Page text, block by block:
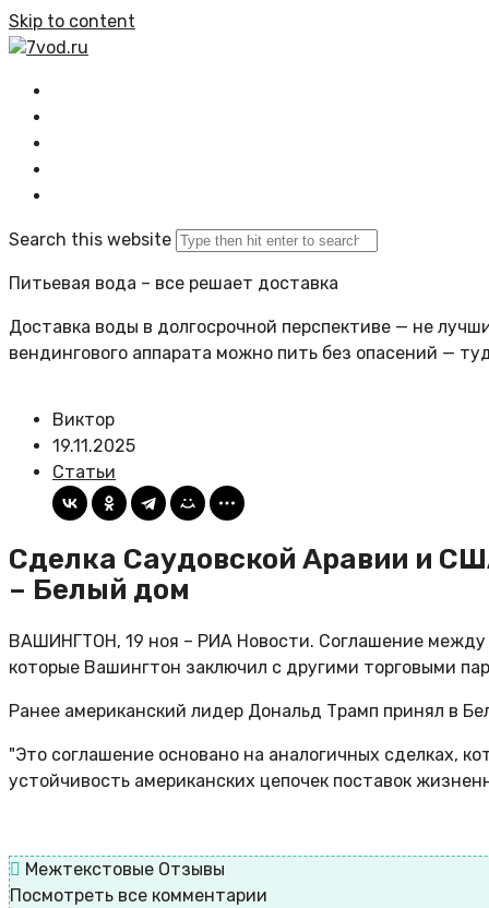
Skip to content
7vod.ru
Search this website
Питьевая вода – все решает доставка
Доставка воды в долгосрочной перспективе — не
вендингового аппарата можно пить без опасений —
Виктор
19.11.2025
Статьи
Сделка Саудовской Аравии и
– Белый дом
ВАШИНГТОН, 19 ноя – РИА Новости. Соглашение
которые Вашингтон заключил с другими торговыми
Ранее американский лидер Дональд Трамп принял в
"Это соглашение основано на аналогичных сделках,
устойчивость американских цепочек поставок
Межтекстовые Отзывы
Посмотреть все комментарии